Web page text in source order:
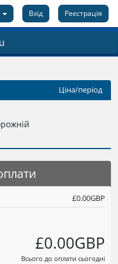
Вхід Реєстрація
Ціна/період
£0.00GBP
£0.00GBP
Всього до оплати сьогодні